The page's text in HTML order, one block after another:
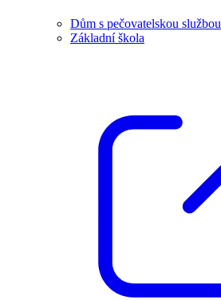
Dům s pečovatelskou službou
Základní škola